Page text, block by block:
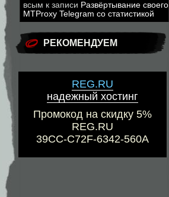
всым к записи Развёртывание своего
MTProxy Telegram со статистикой
РЕКОМЕНДУЕМ
REG.RU
надежный хостинг
Промокод на скидку 5%
REG.RU
39CC-C72F-6342-560A